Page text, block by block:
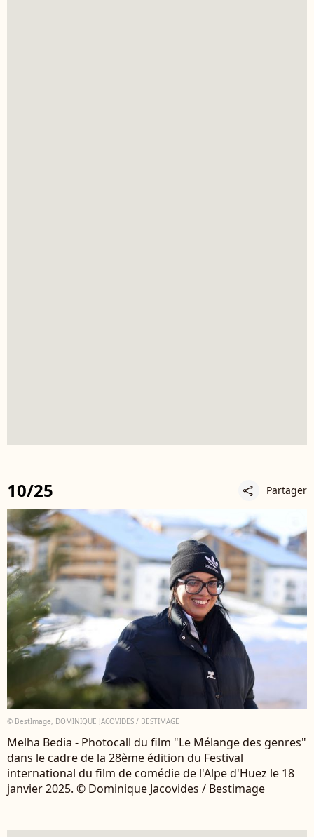
10/25 share Partager
© BestImage, DOMINIQUE JACOVIDES / BESTIMAGE
Melha Bedia - Photocall du film "Le Mélange des genres"
dans le cadre de la 28ème édition du Festival
international du film de comédie de l'Alpe d'Huez le 18
janvier 2025. © Dominique Jacovides / Bestimage